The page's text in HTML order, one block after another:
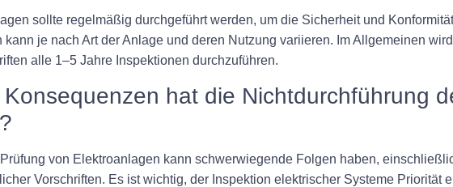
sollte regelmäßig durchgeführt werden, um die Sicherheit und
kann je nach Art der Anlage und deren Nutzung variieren. Im Allgemeinen
alle 1–5 Jahre Inspektionen durchzuführen.
Konsequenzen hat die Nichtdurchführung
von Elektroanlagen kann schwerwiegende Folgen haben,
Vorschriften. Es ist wichtig, der Inspektion elektrischer Systeme Priorität